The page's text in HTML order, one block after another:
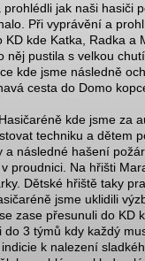
jak naši hasiči
Při vyprávění a
KD kde Katka, Radka a
něj pustila s velkou
kde jsme následně
cesta do Domo
kde jsme za
techniku a dětem
a následné hašení
proudnici. Na hřišti
Dětské hřiště taky
jsme uklidili
zase přesunuli do KD
3 týmů kdy každý
k nalezení